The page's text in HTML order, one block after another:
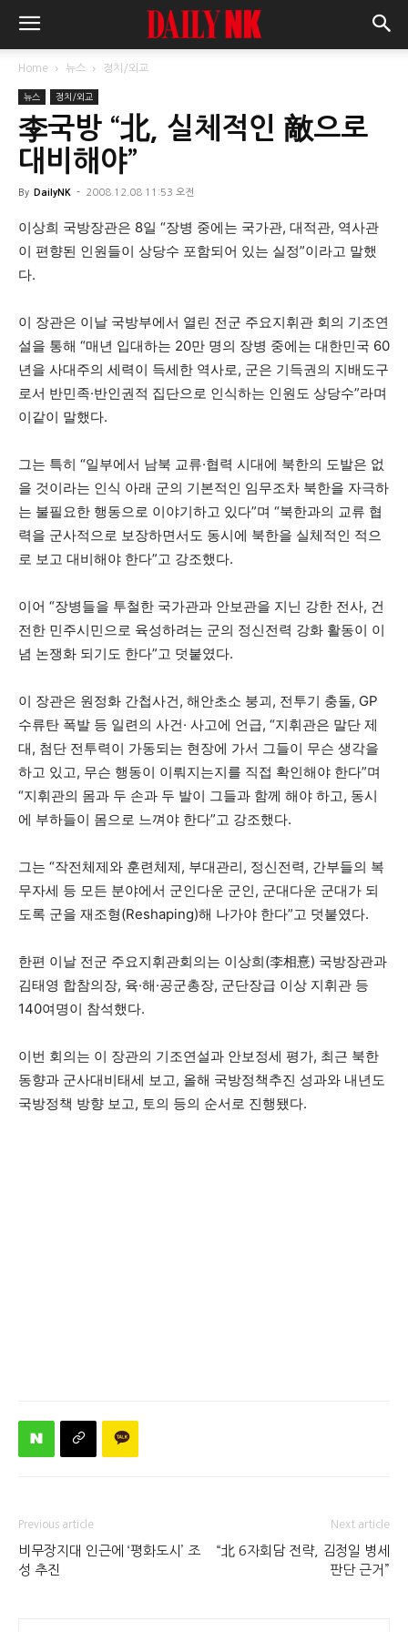
Home 뉴스 정치/외교
뉴스 정치/외교
李국방 “北, 실체적인 敵으로
대비해야”
By DailyNK - 2008.12.08 11:53 오전
이상희 국방장관은 8일 “장병 중에는 국가관, 대적관, 역사관
이 편향된 인원들이 상당수 포함되어 있는 실정”이라고 말했
다.
이 장관은 이날 국방부에서 열린 전군 주요지휘관 회의 기조연
설을 통해 “매년 입대하는 20만 명의 장병 중에는 대한민국 60
년을 사대주의 세력이 득세한 역사로, 군은 기득권의 지배도구
로서 반민족·반인권적 집단으로 인식하는 인원도 상당수”라며
이같이 말했다.
그는 특히 “일부에서 남북 교류·협력 시대에 북한의 도발은 없
을 것이라는 인식 아래 군의 기본적인 임무조차 북한을 자극하
는 불필요한 행동으로 이야기하고 있다”며 “북한과의 교류 협
력을 군사적으로 보장하면서도 동시에 북한을 실체적인 적으
로 보고 대비해야 한다”고 강조했다.
이어 “장병들을 투철한 국가관과 안보관을 지닌 강한 전사, 건
전한 민주시민으로 육성하려는 군의 정신전력 강화 활동이 이
념 논쟁화 되기도 한다”고 덧붙였다.
이 장관은 원정화 간첩사건, 해안초소 붕괴, 전투기 충돌, GP
수류탄 폭발 등 일련의 사건· 사고에 언급, “지휘관은 말단 제
대, 첨단 전투력이 가동되는 현장에 가서 그들이 무슨 생각을
하고 있고, 무슨 행동이 이뤄지는지를 직접 확인해야 한다”며
“지휘관의 몸과 두 손과 두 발이 그들과 함께 해야 하고, 동시
에 부하들이 몸으로 느껴야 한다”고 강조했다.
그는 “작전체제와 훈련체제, 부대관리, 정신전력, 간부들의 복
무자세 등 모든 분야에서 군인다운 군인, 군대다운 군대가 되
도록 군을 재조형(Reshaping)해 나가야 한다”고 덧붙였다.
한편 이날 전군 주요지휘관회의는 이상희(李相憙) 국방장관과
김태영 합참의장, 육·해·공군총장, 군단장급 이상 지휘관 등
140여명이 참석했다.
이번 회의는 이 장관의 기조연설과 안보정세 평가, 최근 북한
동향과 군사대비태세 보고, 올해 국방정책추진 성과와 내년도
국방정책 방향 보고, 토의 등의 순서로 진행됐다.
Previous article
비무장지대 인근에 ‘평화도시’ 조
성 추진
Next article
“北 6자회담 전략, 김정일 병세
판단 근거”